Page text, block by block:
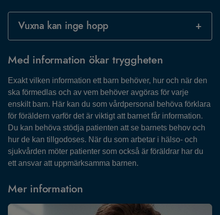
Vuxna kan inge hopp
Med information ökar tryggheten
Exakt vilken information ett barn behöver, hur och när den
ska förmedlas och av vem behöver avgöras för varje
enskilt barn. Här kan du som vårdpersonal behöva förklara
för föräldern varför det är viktigt att barnet får information.
Du kan behöva stödja patienten att se barnets behov och
hur de kan tillgodoses. När du som arbetar i hälso- och
sjukvården möter patienter som också är föräldrar har du
ett ansvar att uppmärksamma barnen.
Mer information